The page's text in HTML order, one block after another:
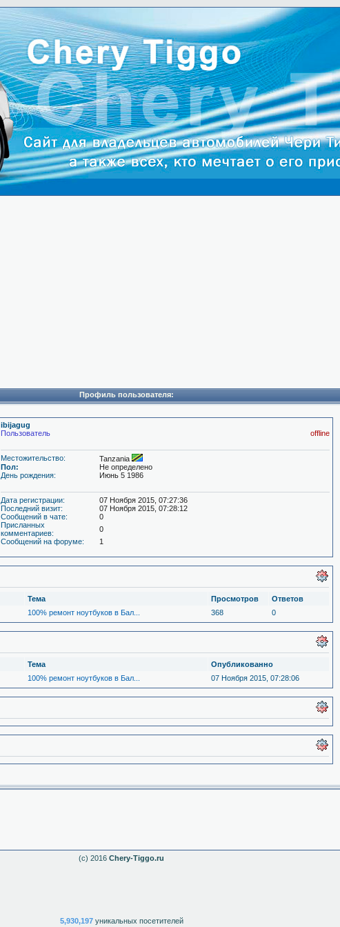
Профиль пользователя:
ibijagug
Пользователь
offline
Местожительство:
Tanzania
Пол:
Не определено
День рождения:
Июнь 5 1986
Дата регистрации:
07 Ноября 2015, 07:27:36
Последний визит:
07 Ноября 2015, 07:28:12
Сообщений в чате:
0
Присланных
комментариев:
0
Сообщений на форуме:
1
Тема Просмотров
Ответов
100% ремонт ноутбуков в Бал... 368 0
Тема
Опубликованно
100% ремонт ноутбуков в Бал... 07 Ноября 2015, 07:28:06
(c) 2016 Chery-Tiggo.ru
5,930,197уникальных посетителей